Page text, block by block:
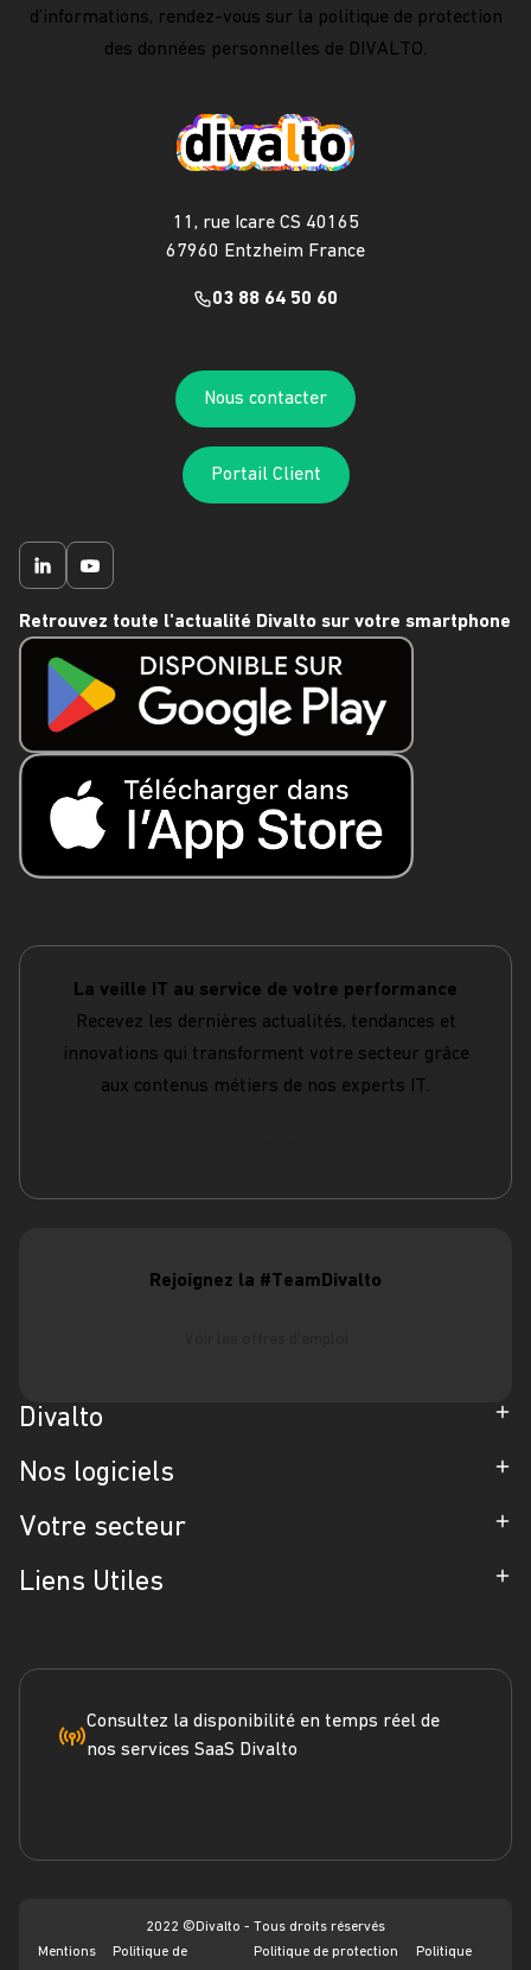
d’informations, rendez-vous sur la politique de protection
des données personnelles de DIVALTO.
11, rue Icare CS 40165
67960 Entzheim France
03 88 64 50 60
Nous contacter
Portail Client
Retrouvez toute l'actualité Divalto sur votre smartphone
La veille IT au service de votre performance
Recevez les dernières actualités, tendances et
innovations qui transforment votre secteur grâce
aux contenus métiers de nos experts IT.
Rejoignez la #TeamDivalto
Divalto
Entreprise
Partenaires
Blog
Engagement RSE
Nos logiciels
ERP
CRM
Votre secteur
Industrie
Liens Utiles
Marketplace
Dossier ERP
Consultez la disponibilité en temps réel de
nos services SaaS Divalto
2022 ©Divalto - Tous droits réservés
Mentions
Politique de Politique de protection Politique